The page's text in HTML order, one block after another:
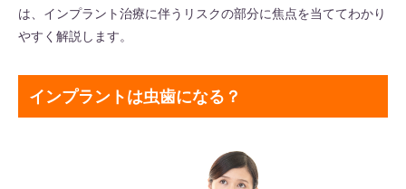
は、インプラント治療に伴うリスクの部分に焦点を当ててわかり
やすく解説します。
インプラントは虫歯になる？